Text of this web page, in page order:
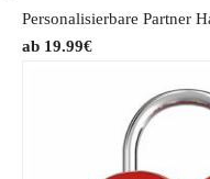
Personalisierbare Partner
19.99€